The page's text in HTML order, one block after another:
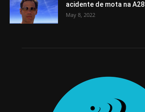
acidente de mota na A28
May 8, 2022